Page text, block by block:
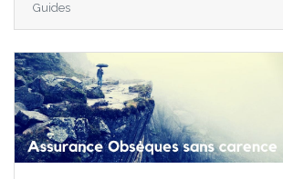
Guides